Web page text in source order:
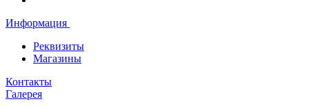
Информация
Реквизиты
Магазины
Контакты
Галерея